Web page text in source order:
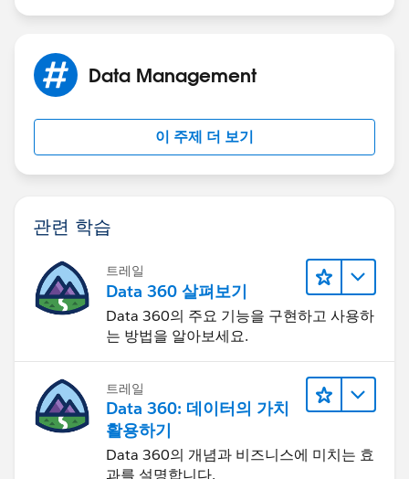
Data Management
이 주제 더 보기
관련 학습
트레일
Data 360 살펴보기
Data 360의 주요 기능을 구현하고 사용하
는 방법을 알아보세요.
트레일
Data 360: 데이터의 가치
활용하기
Data 360의 개념과 비즈니스에 미치는 효
과를 설명합니다.